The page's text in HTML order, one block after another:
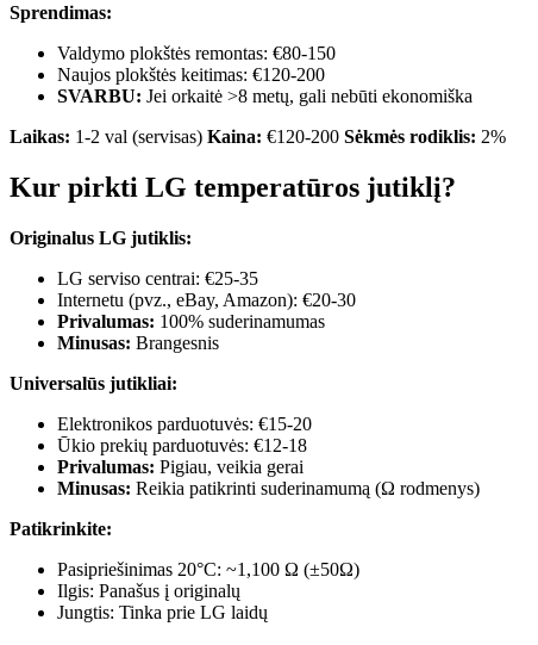
Sprendimas:
Valdymo plokštės remontas: €80-150
Naujos plokštės keitimas: €120-200
SVARBU: Jei orkaitė >8 metų, gali nebūti ekonomiška
Laikas: 1-2 val (servisas) Kaina: €120-200 Sėkmės rodiklis: 2%
Kur pirkti LG temperatūros jutiklį?
Originalus LG jutiklis:
LG serviso centrai: €25-35
Internetu (pvz., eBay, Amazon): €20-30
Privalumas: 100% suderinamumas
Minusas: Brangesnis
Universalūs jutikliai:
Elektronikos parduotuvės: €15-20
Ūkio prekių parduotuvės: €12-18
Privalumas: Pigiau, veikia gerai
Minusas: Reikia patikrinti suderinamumą (Ω rodmenys)
Patikrinkite:
Pasipriešinimas 20°C: ~1,100 Ω (±50Ω)
Ilgis: Panašus į originalų
Jungtis: Tinka prie LG laidų